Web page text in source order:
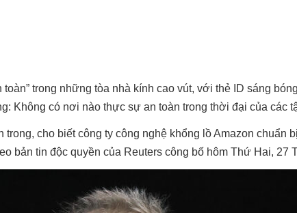
trong những tòa nhà kính cao vút, với thẻ ID sáng
Không có nơi nào thực sự an toàn trong thời đại của các
cho biết công ty công nghệ khổng lồ Amazon chuẩn
bản tin độc quyền của Reuters công bố hôm Thứ Hai, 27